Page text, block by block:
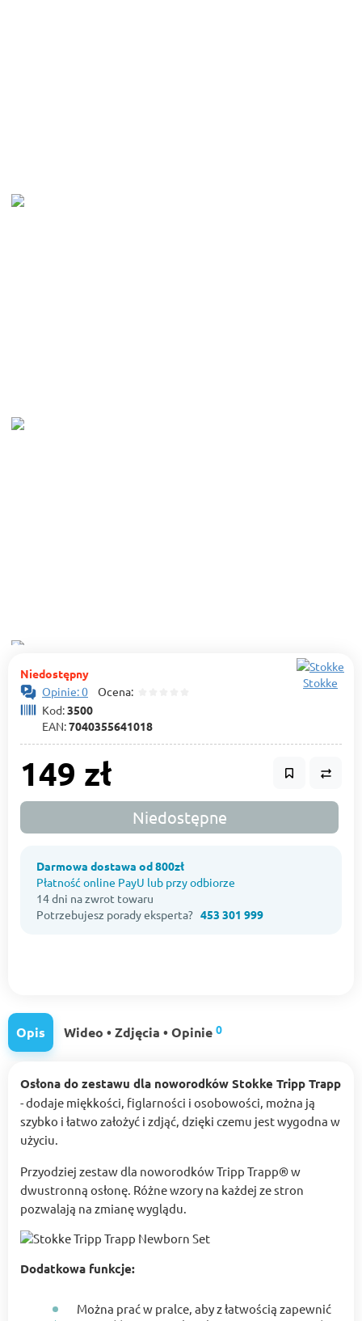
Niedostępny
Opinie: 0 Ocena:
Kod:3500
EAN:7040355641018
Stokke
149 zł
Niedostępne
Darmowa dostawa od 800zł
Płatność online PayU lub przy odbiorze
14 dni na zwrot towaru
Potrzebujesz porady eksperta? 453 301 999
Opis Wideo • Zdjęcia • Opinie 0
Osłona do zestawu dla noworodków Stokke Tripp Trapp
- dodaje miękkości, figlarności i osobowości, można ją
szybko i łatwo założyć i zdjąć, dzięki czemu jest wygodna w
użyciu.
Przyodziej zestaw dla noworodków Tripp Trapp® w
dwustronną osłonę. Różne wzory na każdej ze stron
pozwalają na zmianę wyglądu.
Dodatkowa funkcje:
Można prać w pralce, aby z łatwością zapewnić